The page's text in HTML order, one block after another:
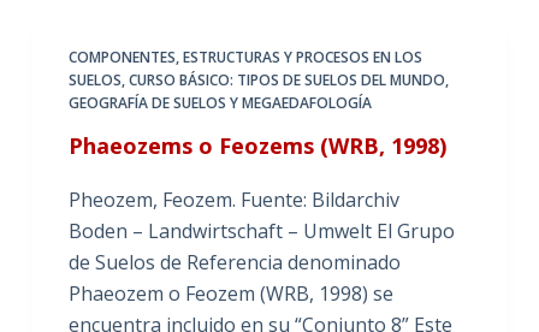
COMPONENTES, ESTRUCTURAS Y PROCESOS EN LOS
SUELOS,CURSO BÁSICO: TIPOS DE SUELOS DEL MUNDO,
GEOGRAFÍA DE SUELOS Y MEGAEDAFOLOGÍA
Phaeozems o Feozems (WRB, 1998)
Pheozem, Feozem. Fuente: Bildarchiv
Boden – Landwirtschaft – Umwelt El Grupo
de Suelos de Referencia denominado
Phaeozem o Feozem (WRB, 1998) se
encuentra incluido en su “Conjunto 8” Este